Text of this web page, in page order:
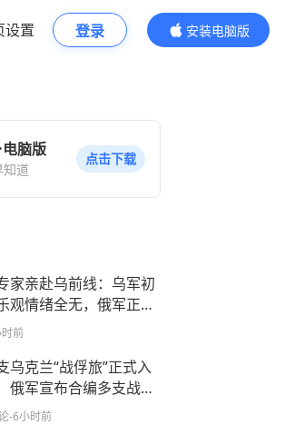
设置 登录
安装电脑版
内容更精彩
脑版
道
点击下载
家亲赴乌前线：乌军初
观情绪全无，俄军正系
摧毁乌后方
前
乌克兰“战俘旅”正式入
俄军宣布合编多支战俘
组成特种旅
-6小时前